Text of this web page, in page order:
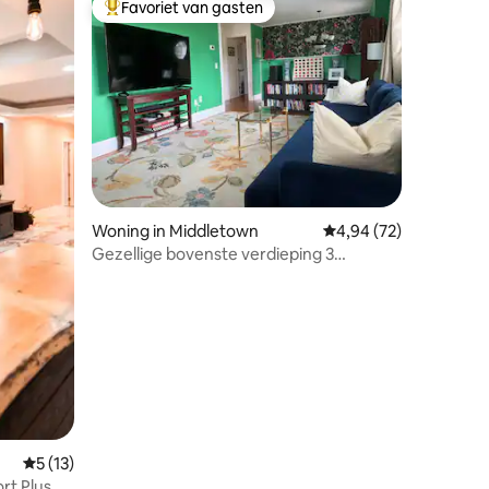
Gemiddelde beoordeling van 5 op 5, 13 recensies
5 (13)
Topfavoriet van gasten
Favoriet van gasten
Woning in Middletown Gemiddelde
4,94 (72)
Gezellige bovenste verdieping 3